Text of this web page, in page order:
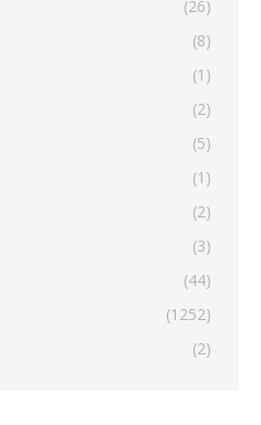
(26)
(8)
(1)
(2)
(5)
(1)
(2)
(3)
(44)
(1252)
(2)